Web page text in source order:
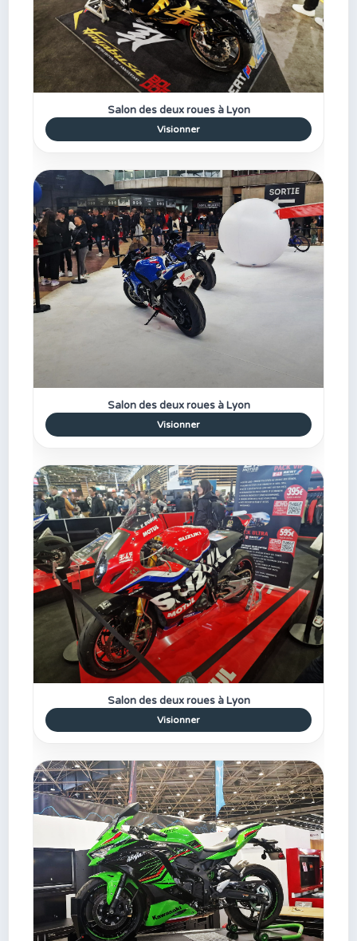
Salon des deux roues à Lyon
Visionner
Salon des deux roues à Lyon
Visionner
Salon des deux roues à Lyon
Visionner